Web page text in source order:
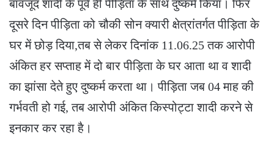
बावजूद शादी के पूर्व ही पीड़िता के साथ दुष्कर्म किया। फिर
दूसरे दिन पीड़िता को चौकी सोन क्यारी क्षेत्रांतर्गत पीड़िता के
घर में छोड़ दिया,तब से लेकर दिनांक 11.06.25 तक आरोपी
अंकित हर सप्ताह में दो बार पीड़िता के घर आता था व शादी
का झांसा देते हुए दुष्कर्म करता था। पीड़िता जब 04 माह की
गर्भवती हो गई, तब आरोपी अंकित किस्पोट्टा शादी करने से
इनकार कर रहा है।